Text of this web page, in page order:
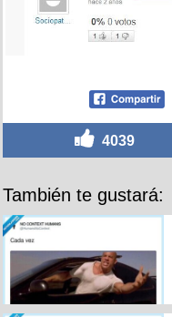
4039
También te gustará: